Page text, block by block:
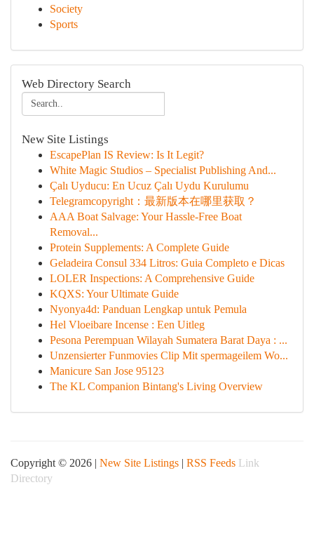
Society
Sports
Web Directory Search
New Site Listings
EscapePlan IS Review: Is It Legit?
White Magic Studios – Specialist Publishing And...
Çalı Uyducu: En Ucuz Çalı Uydu Kurulumu
Telegramcopyright：最新版本在哪里获取？
AAA Boat Salvage: Your Hassle-Free Boat
Removal...
Protein Supplements: A Complete Guide
Geladeira Consul 334 Litros: Guia Completo e Dicas
LOLER Inspections: A Comprehensive Guide
KQXS: Your Ultimate Guide
Nyonya4d: Panduan Lengkap untuk Pemula
Hel Vloeibare Incense : Een Uitleg
Pesona Perempuan Wilayah Sumatera Barat Daya : ...
Unzensierter Funmovies Clip Mit spermageilem Wo...
Manicure San Jose 95123
The KL Companion Bintang's Living Overview
Copyright © 2026 | New Site Listings | RSS Feeds Link
Directory